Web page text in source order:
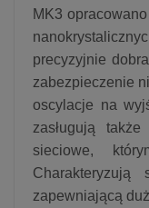
MK3
precyzyjnie
zabezpieczenie
oscylacje na
zasługują
sieciowe,
Charakteryzują
zapewniającą